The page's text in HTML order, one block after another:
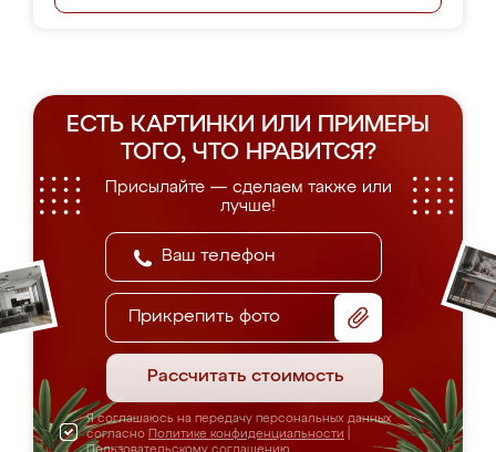
ЕСТЬ КАРТИНКИ ИЛИ ПРИМЕРЫ
ТОГО, ЧТО НРАВИТСЯ?
Присылайте — сделаем также или
лучше!
Прикрепить фото
Рассчитать стоимость
Я соглашаюсь на передачу персональных данных
согласно Политике конфиденциальности
Пользовательскому соглашению